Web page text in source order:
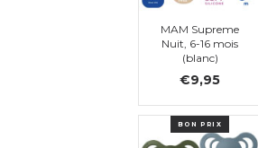
MAM Supreme
Nuit, 6-16 mois
(blanc)
€9,95
BON PRIX